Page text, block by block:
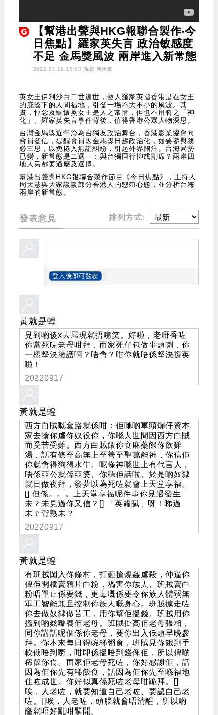
【幫港出聲與HKG報聯合製作‧今
日焦點】羅家英失言 政治敏感度
不足 金馬獎風波 兩岸進入新常態
2022.09.16 19:00 視頻 周天慧
英女王伊利沙白二世逝世，藝人羅家英指香港是在女王
的庇蔭下的人間福地，引發一場不大不小的風波。其
實，悼念及緬懷英女王是人之常情，但也不用將之「神
化」。羅家英失言事件背後，值得香港公眾人物深思。
台灣金馬獎近年淪為台獨友政治舞台，香港影業協會向
會員發信，提醒會員因金馬獎日趨政治化，如要參與務
必三思，以免捲入無謂糾紛，引起外界關注。台海局勢
已變，新常態是二選一：與台獨同行抑或割席？兩岸四
地人民都要適應及選擇。
幫港出聲與HKG報聯合製作節目《今日焦點》，主持人
周天慧與大家談談部分香港人的戀殖心態，並分析台海
兩岸的新常態。
發表意見 排列方式:
黃就是蝗
見到啲傻x去屌現就捂嘴笑。好啦，老嘢香咗
你當死咗老母咁拜，而家死仔包做事頭喇，你
一樣堅決擁護啊？唔會？咁你就唔係堅決撐英
啦！
20220917
黃就是蝗
西方白賊嘅套路就係咁：佢哋啲軍頭爛仔資本
家去搶你虐你奴役你，你喺人世間因西方白賊
而受苦受難。西方白賊餵你食麻藥餵你飲雞
湯，話有條至高無上至善至聖萬能神，你信佢
你就會得狗得水牛。呢條神喺世上有代言人，
唔係亞公就係亞婆。你聽佢話啦。於是啲奴隸
就日做夜拜，發夢以為死咗就會上天堂享福。
[] 但係。。。上天堂享福呢件事你見過發生
未？未見過你又信？[] 「英耀賦」呀！睇過
未？背熟未？
20220917
黃就是蝗
有班賊闖入你條村，打砸搶燒姦虐殺，仲逼你
俾佢開檔賣鴉片白粉，禍害你族人。班賊賣白
粉唔單止係要錢，更毒嘅係要令你族人體弱無
軍工智能兼且控制你族人嘅身心。班賊擄走咗
你去做奴隸做苦工，用你幫佢搵錢。班賊用你
搵到啲錢嚟養佢老母。班賊掛高佢老母張相，
同你講話呢個係你老母，要你出入低頭早晚參
拜。你本來每日得碗稀粥食，班賊見你餓到手
軟做唔到嘢，咁即係搵唔到錢俾佢，所以俾啲
稀飯你食。而家佢老母死咗，你好感謝佢，話
因為佢你先有稀飯食，話因為佢你先至喺福地
住咗成世。你好似真係死咗老母咁跪拜。[]
唉，人老咗，就要知道自己老咗、要認自己老
咗。[]唉，人老咗，頭腦就會唔清醒，所以啲
窿就唔好亂咁擘開。